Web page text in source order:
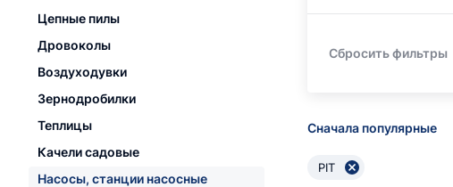
Цепные пилы
Дровоколы
Воздуходувки
Зернодробилки
Теплицы
Качели садовые
Насосы, станции насосные
Сбросить фильтры
Сначала популярные
PIT